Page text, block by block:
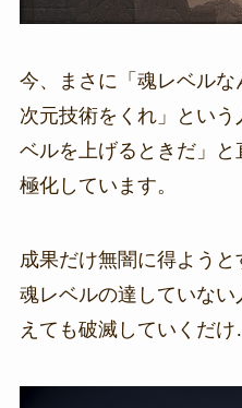
今、まさに「魂レベル
次元技術をくれ」とい
ベルを上げるときだ」
極化しています。
成果だけ無闇に得よう
魂レベルの達していな
えても破滅していくだ